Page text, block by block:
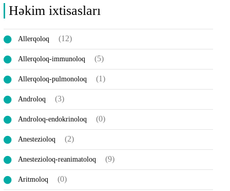
Həkim ixtisasları
Allerqoloq (12)
Allerqoloq-immunoloq (5)
Allerqoloq-pulmonoloq (1)
Androloq (3)
Androloq-endokrinoloq (0)
Anestezioloq (2)
Anestezioloq-reanimatoloq (9)
Aritmoloq (0)